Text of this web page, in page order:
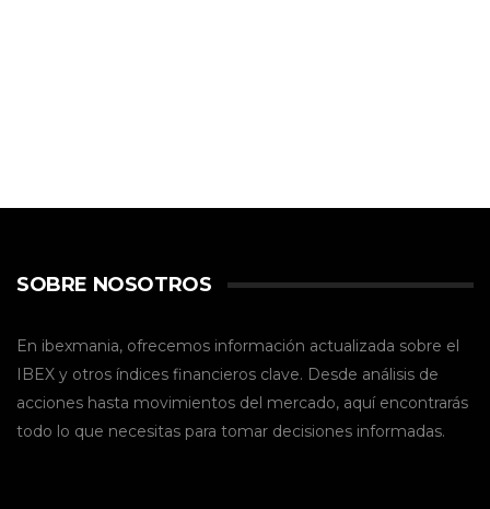
SOBRE NOSOTROS
En ibexmania, ofrecemos información actualizada sobre el
IBEX y otros índices financieros clave. Desde análisis de
acciones hasta movimientos del mercado, aquí encontrarás
todo lo que necesitas para tomar decisiones informadas.